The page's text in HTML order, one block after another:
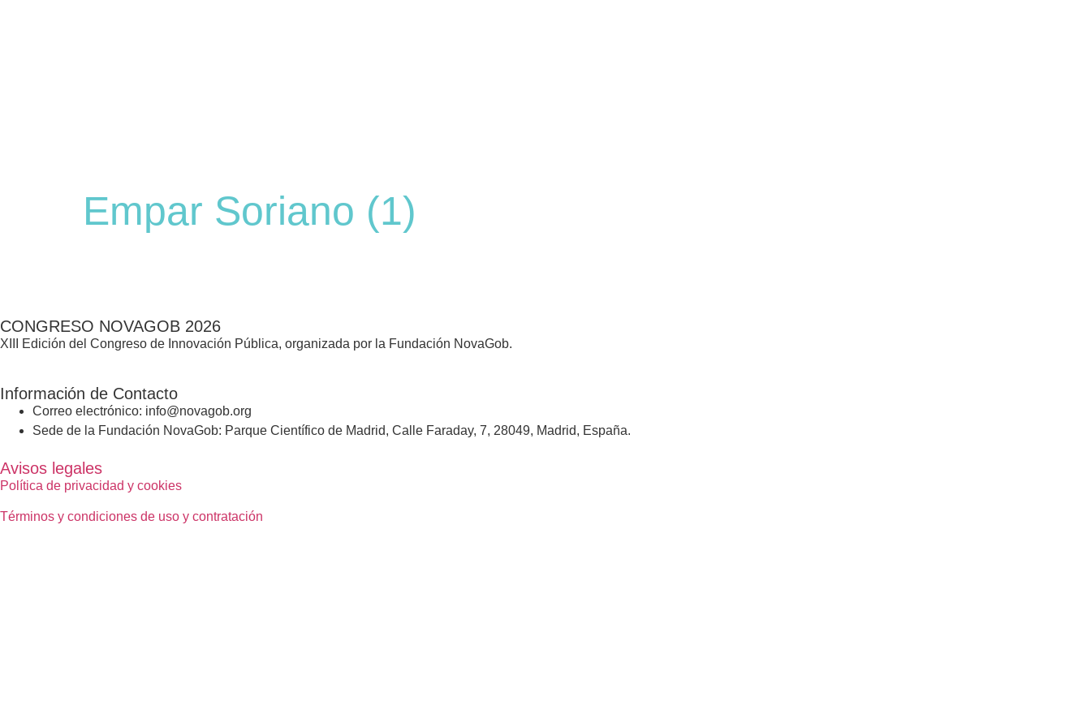
Empar Soriano (1)
CONGRESO NOVAGOB 2026
XIII Edición del Congreso de Innovación Pública, organizada por la Fundación NovaGob.
Información de Contacto
Correo electrónico: info@novagob.org
Sede de la Fundación NovaGob: Parque Científico de Madrid, Calle Faraday, 7, 28049, Madrid, España.
Avisos legales
Política de privacidad y cookies
Términos y condiciones de uso y contratación